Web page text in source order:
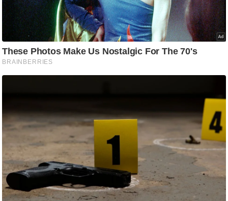
प्र
भु
म
मा
स्थ
ल
व्र
त
त्यो
र